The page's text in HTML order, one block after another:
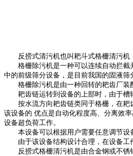
反捞式清污机也叫 耙斗式格栅清污机
格栅除污机是一种可以连续自动拦截并
中的前级筛分设备，是目前我国的固液筛
格栅除污机是由一种回转的耙齿厂装配
耙齿链运转到设备的上部时，由于槽轮
按水流方向耙齿链类同于格栅，在耙齿
该设备的 优点是自动化程度高、分离效
设备超负荷工作。
本设备可以根据用户需要任意调节设备
由于该设备结构设计合理，在设备工作
反捞式格栅清污机是由合金钢或不锈钢